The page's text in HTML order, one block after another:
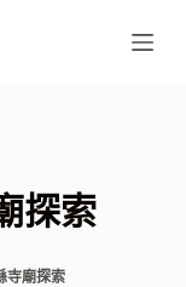
探索
寺廟探索